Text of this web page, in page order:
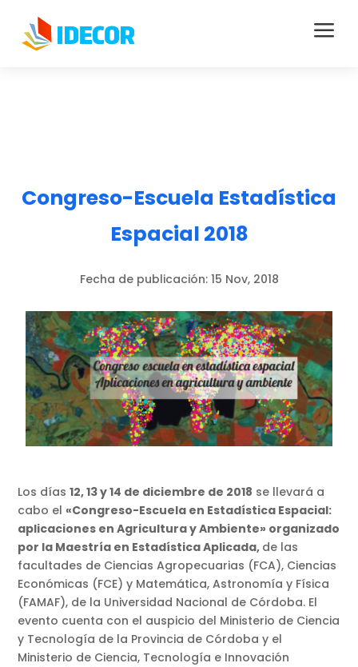
a
Congreso-Escuela Estadística
Espacial 2018
Fecha de publicación: 15 Nov, 2018
Los días12, 13 y 14 de diciembre de 2018 se llevará a
cabo el«Congreso-Escuela en Estadística Espacial:
aplicaciones en Agricultura y Ambiente» organizado
por la Maestría en Estadística Aplicada, de las
facultades de Ciencias Agropecuarias (FCA), Ciencias
Económicas (FCE) y Matemática, Astronomía y Física
(FAMAF), de la Universidad Nacional de Córdoba. El
evento cuenta con el auspicio del Ministerio de Ciencia
y Tecnología de la Provincia de Córdoba y el
Ministerio de Ciencia, Tecnología e Innovación